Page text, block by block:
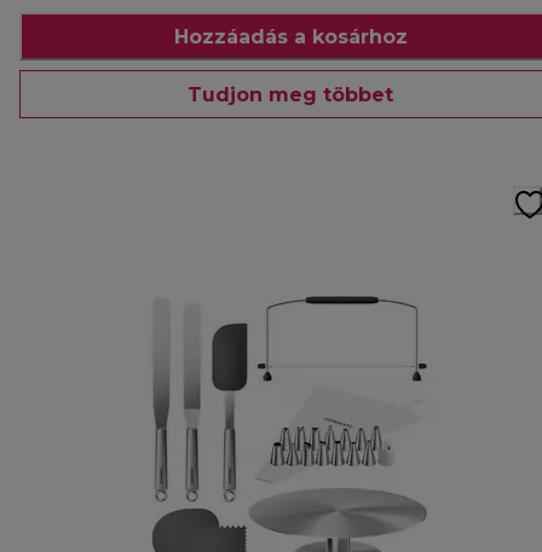
Hozzáadás a kosárhoz
Tudjon meg többet